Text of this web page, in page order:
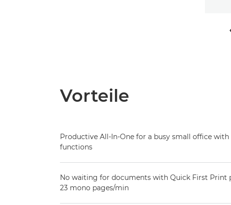
Vorteile
Productive All-In-One for a busy small office with
functions
No waiting for documents with Quick First Print
23 mono pages/min